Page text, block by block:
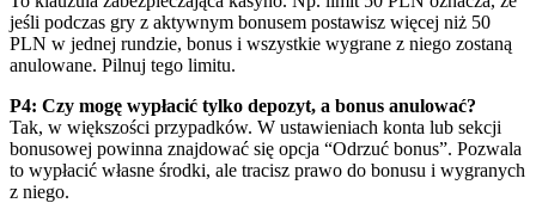
jeśli podczas gry z aktywnym bonusem postawisz więcej niż 50
PLN w jednej rundzie, bonus i wszystkie wygrane z niego zostaną
anulowane. Pilnuj tego limitu.
P4: Czy mogę wypłacić tylko depozyt, a bonus anulować?
Tak, w większości przypadków. W ustawieniach konta lub sekcji
bonusowej powinna znajdować się opcja “Odrzuć bonus”. Pozwala
to wypłacić własne środki, ale tracisz prawo do bonusu i wygranych
z niego.